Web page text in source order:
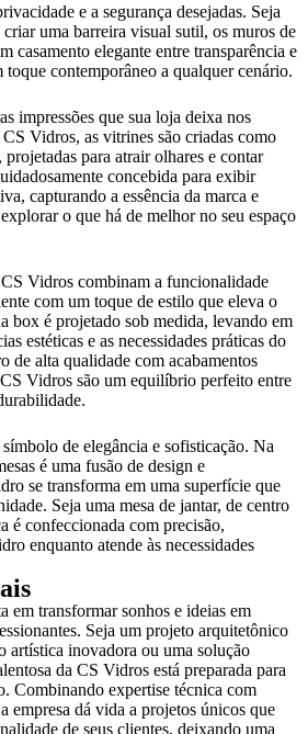
e a segurança desejadas. Seja
uma barreira visual sutil, os muros de
casamento elegante entre transparência e
contemporâneo a qualquer cenário.
impressões que sua loja deixa nos
Vidros, as vitrines são criadas como
projetadas para atrair olhares e contar
concebida para exibir
capturando a essência da marca e
o que há de melhor no seu espaço
Vidros combinam a funcionalidade
com um toque de estilo que eleva o
box é projetado sob medida, levando em
estéticas e as necessidades práticas do
de alta qualidade com acabamentos
Vidros são um equilíbrio perfeito entre
de elegância e sofisticação. Na
é uma fusão de design e
se transforma em uma superfície que
Seja uma mesa de jantar, de centro
é confeccionada com precisão,
enquanto atende às necessidades
em transformar sonhos e ideias em
Seja um projeto arquitetônico
artística inovadora ou uma solução
da CS Vidros está preparada para
Combinando expertise técnica com
empresa dá vida a projetos únicos que
de seus clientes, deixando uma